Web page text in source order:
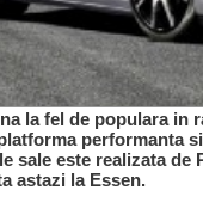
la fel de populara
performanta
sale este realizata
astazi la Essen.